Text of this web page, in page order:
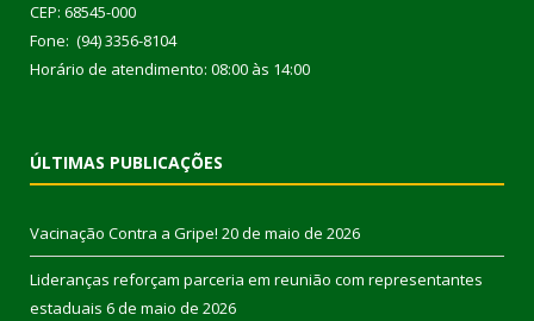
CEP: 68545-000
Fone: (94) 3356-8104
Horário de atendimento: 08:00 às 14:00
ÚLTIMAS PUBLICAÇÕES
Vacinação Contra a Gripe! 20 de maio de 2026
Lideranças reforçam parceria em reunião com representantes
estaduais 6 de maio de 2026